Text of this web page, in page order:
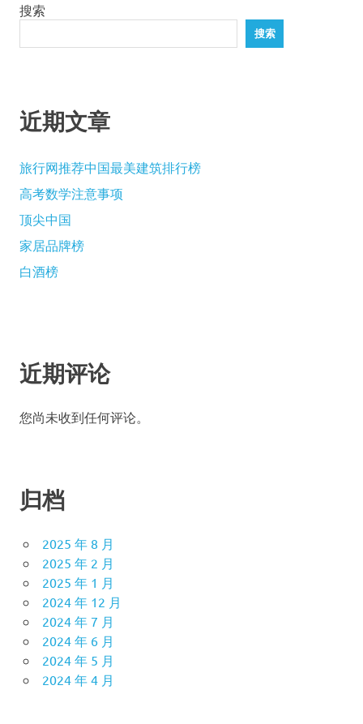
页
搜索
搜索
近期文章
旅行网推荐中国最美建筑排行榜
高考数学注意事项
顶尖中国
家居品牌榜
白酒榜
近期评论
您尚未收到任何评论。
归档
2025 年 8 月
2025 年 2 月
2025 年 1 月
2024 年 12 月
2024 年 7 月
2024 年 6 月
2024 年 5 月
2024 年 4 月